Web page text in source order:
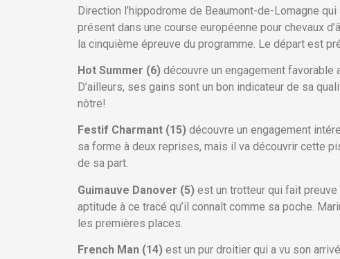
Direction l’hippodrome de Beaumont-de-Lomagne
présent dans une course européenne pour chevaux
la cinquième épreuve du programme. Le départ est
Hot Summer (6) découvre un engagement favorable
D’ailleurs, ses gains sont un bon indicateur de sa
nôtre!
Festif Charmant (15) découvre un engagement
sa forme à deux reprises, mais il va découvrir cette
de sa part.
Guimauve Danover (5) est un trotteur qui fait
aptitude à ce tracé qu’il connaît comme sa poche.
les premières places.
French Man (14) est un pur droitier qui a vu son